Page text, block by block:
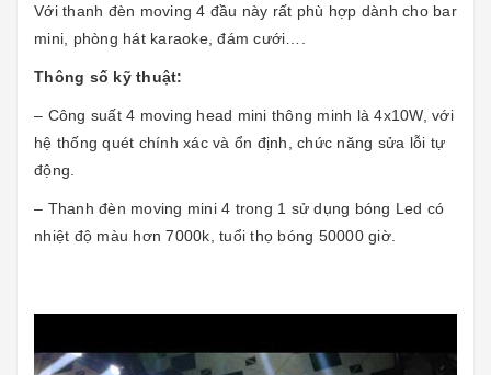
Với thanh đèn moving 4 đầu này rất phù hợp dành cho bar
mini, phòng hát karaoke, đám cưới….
Thông số kỹ thuật:
– Công suất 4 moving head mini thông minh là 4x10W, với
hệ thống quét chính xác và ổn định, chức năng sửa lỗi tự
động.
– Thanh đèn moving mini 4 trong 1 sử dụng bóng Led có
nhiệt độ màu hơn 7000k, tuổi thọ bóng 50000 giờ.